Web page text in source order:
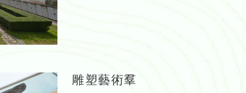
雕塑藝術羣